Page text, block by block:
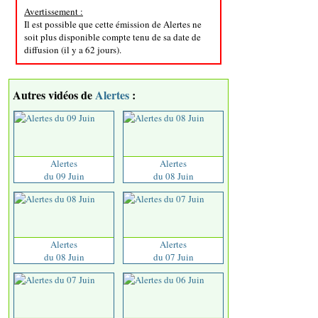
Avertissement :
Il est possible que cette émission de Alertes ne
soit plus disponible compte tenu de sa date de
diffusion (il y a 62 jours).
Autres vidéos deAlertes :
Alertes
du 09 Juin
Alertes
du 08 Juin
Alertes
du 08 Juin
Alertes
du 07 Juin